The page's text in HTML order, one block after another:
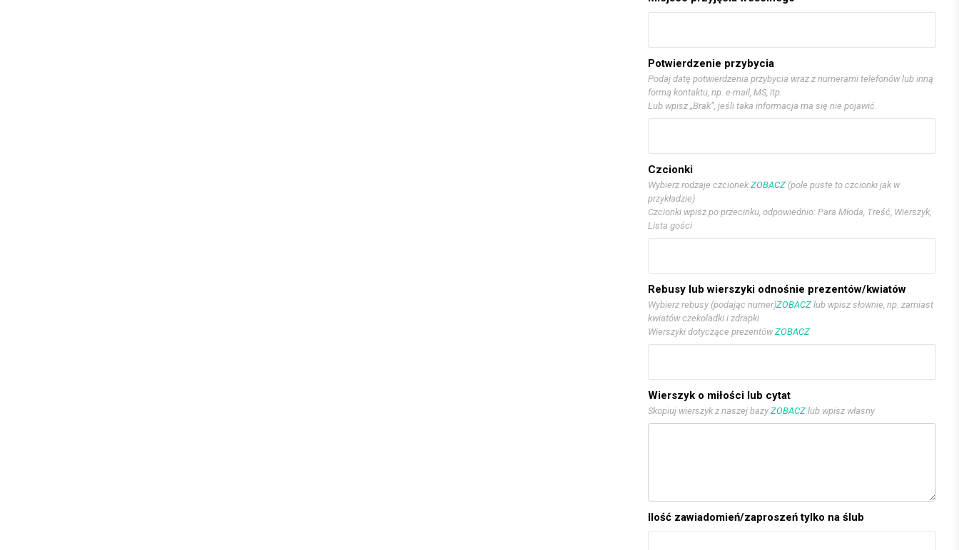
Potwierdzenie przybycia
Podaj datę potwierdzenia przybycia wraz z numerami telefonów lub inną
formą kontaktu, np. e-mail, MS, itp.
Lub wpisz „Brak”, jeśli taka informacja ma się nie pojawić.
Czcionki
Wybierz rodzaje czcionek ZOBACZ (pole puste to czcionki jak w
przykładzie)
Czcionki wpisz po przecinku, odpowiednio: Para Młoda, Treść, Wierszyk,
Lista gości
Rebusy lub wierszyki odnośnie prezentów/kwiatów
Wybierz rebusy (podając numer)ZOBACZ lub wpisz słownie, np. zamiast
kwiatów czekoladki i zdrapki
Wierszyki dotyczące prezentówZOBACZ
Wierszyk o miłości lub cytat
Skopiuj wierszyk z naszej bazy ZOBACZ lub wpisz własny
Ilość zawiadomień/zaproszeń tylko na ślub